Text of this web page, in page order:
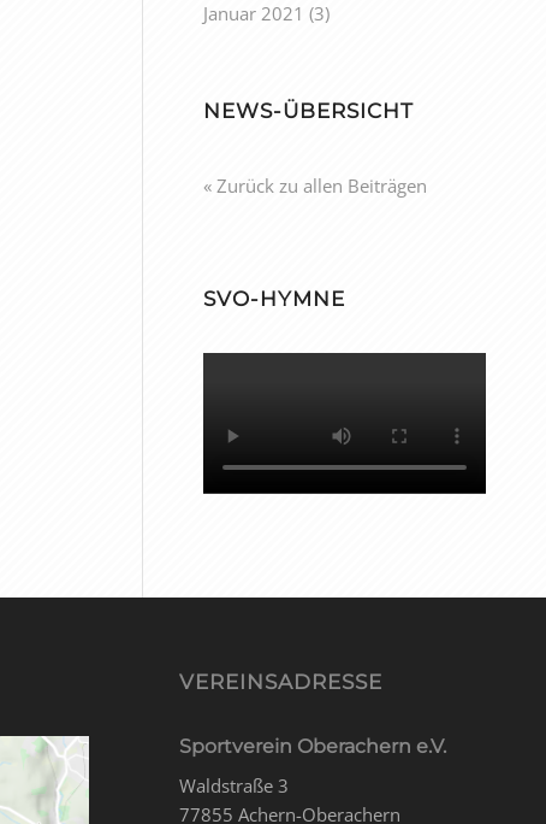
Januar 2021 (3)
NEWS-ÜBERSICHT
« Zurück zu allen Beiträgen
SVO-HYMNE
VEREINSADRESSE
Sportverein Oberachern e.V.
Waldstraße 3
77855 Achern-Oberachern